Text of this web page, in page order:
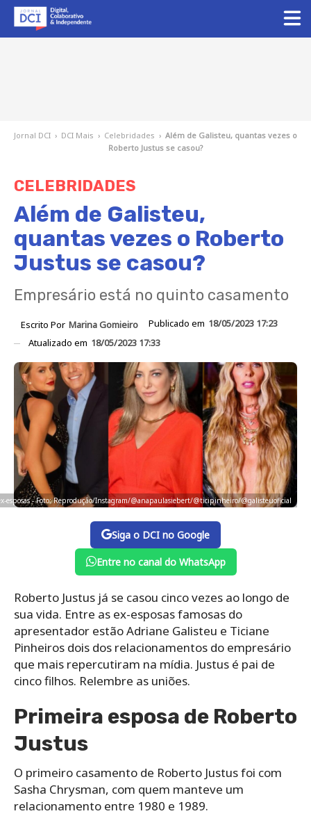
Jornal DCI › DCI Mais › Celebridades › Além de Galisteu, quantas vezes o
Roberto Justus se casou?
CELEBRIDADES
Além de Galisteu,
quantas vezes o Roberto
Justus se casou?
Empresário está no quinto casamento
Escrito Por Marina Gomieiro Publicado em 18/05/2023 17:23
Atualizado em 18/05/2023 17:33
- Foto: Reprodução/Instagram/@anapaulasiebert/@ticipinheiro/@galisteuoficial
Siga o DCI no Google
Entre no canal do WhatsApp
Roberto Justus já se casou cinco vezes ao longo de
sua vida. Entre as ex-esposas famosas do
apresentador estão Adriane Galisteu e Ticiane
Pinheiros dois dos relacionamentos do empresário
que mais repercutiram na mídia. Justus é pai de
cinco filhos. Relembre as uniões.
Primeira esposa de Roberto
Justus
O primeiro casamento de Roberto Justus foi com
Sasha Chrysman, com quem manteve um
relacionamento entre 1980 e 1989.